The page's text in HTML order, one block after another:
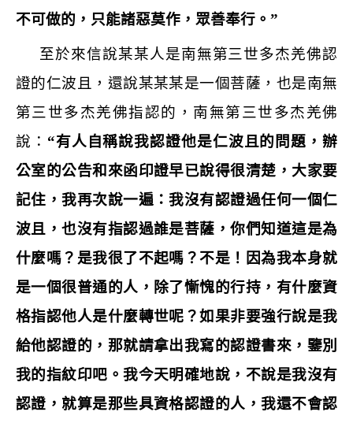
不可做的，只能諸惡莫作，眾善奉行。 ”
至於來信說某某人是南無第三世多杰羌佛認
證的仁波且，還說某某某是一個菩薩，也是南無
第三世多杰羌佛指認的，南無第三世多杰羌佛
說： “有人自稱說我認證他是仁波且的問題，辦
公室的公告和來函印證早已說得很清楚，大家要
記住，我再次說一遍：我沒有認證過任何一個仁
波且，也沒有指認過誰是菩薩，你們知道這是為
什麼嗎？是我很了不起嗎？不是！因為我本身就
是一個很普通的人，除了慚愧的行持，有什麼資
格指認他人是什麼轉世呢？如果非要強行說是我
給他認證的，那就請拿出我寫的認證書來，鑒別
我的指紋印吧。我今天明確地說，不說是我沒有
認證，就算是那些具資格認證的人，我還不會認